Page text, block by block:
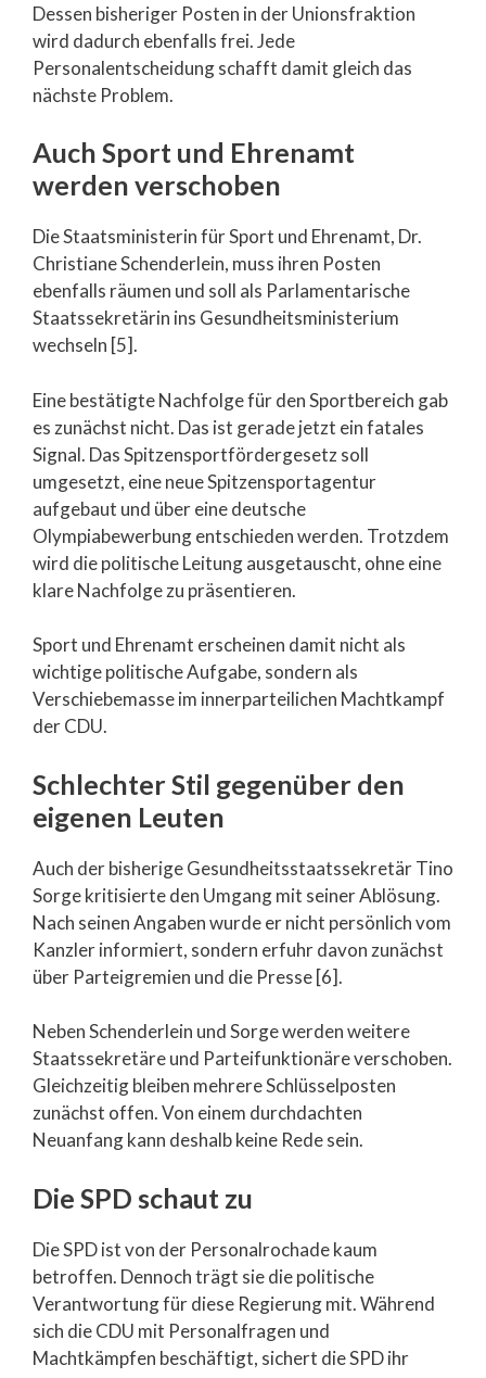
Dessen bisheriger Posten in der Unionsfraktion
wird dadurch ebenfalls frei. Jede
Personalentscheidung schafft damit gleich das
nächste Problem.
Auch Sport und Ehrenamt
werden verschoben
Die Staatsministerin für Sport und Ehrenamt, Dr.
Christiane Schenderlein, muss ihren Posten
ebenfalls räumen und soll als Parlamentarische
Staatssekretärin ins Gesundheitsministerium
wechseln [5].
Eine bestätigte Nachfolge für den Sportbereich gab
es zunächst nicht. Das ist gerade jetzt ein fatales
Signal. Das Spitzensportfördergesetz soll
umgesetzt, eine neue Spitzensportagentur
aufgebaut und über eine deutsche
Olympiabewerbung entschieden werden. Trotzdem
wird die politische Leitung ausgetauscht, ohne eine
klare Nachfolge zu präsentieren.
Sport und Ehrenamt erscheinen damit nicht als
wichtige politische Aufgabe, sondern als
Verschiebemasse im innerparteilichen Machtkampf
der CDU.
Schlechter Stil gegenüber den
eigenen Leuten
Auch der bisherige Gesundheitsstaatssekretär Tino
Sorge kritisierte den Umgang mit seiner Ablösung.
Nach seinen Angaben wurde er nicht persönlich vom
Kanzler informiert, sondern erfuhr davon zunächst
über Parteigremien und die Presse [6].
Neben Schenderlein und Sorge werden weitere
Staatssekretäre und Parteifunktionäre verschoben.
Gleichzeitig bleiben mehrere Schlüsselposten
zunächst offen. Von einem durchdachten
Neuanfang kann deshalb keine Rede sein.
Die SPD schaut zu
Die SPD ist von der Personalrochade kaum
betroffen. Dennoch trägt sie die politische
Verantwortung für diese Regierung mit. Während
sich die CDU mit Personalfragen und
Machtkämpfen beschäftigt, sichert die SPD ihr